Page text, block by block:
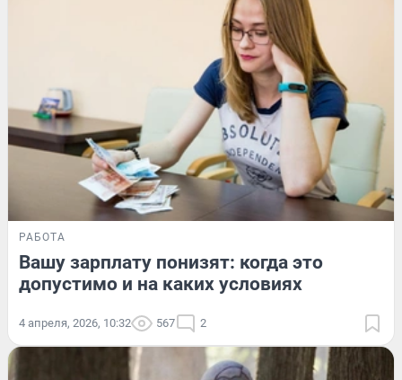
РАБОТА
Вашу зарплату понизят: когда это
допустимо и на каких условиях
4 апреля, 2026, 10:32 567 2